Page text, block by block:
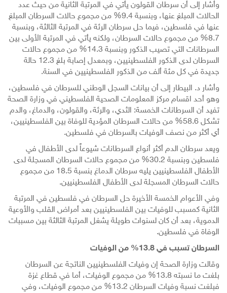
وأشار إلى أن سرطان القولون يأتي في المرتبة الثانية من حيث عدد
الحالات المبلغ عنها، وبنسبة 9.4% من مجموع حالات السرطان المبلغ
عنها في فلسطين، فيما حل سرطان الرئة في المرتبة الثالثة، وبنسبة
8.7% من مجموع حالات السرطان، ولكنه يأتي في المرتبة الأولى بين
السرطانات التي تصيب الذكور وبنسبة 14.3% من مجموع حالات
السرطان لدى الذكور الفلسطينيين، وبمعدل إصابة بلغ 12.3 حالة
جديدة في كل مئة ألف من الذكور الفلسطينيين في السنة.
وأشار د. البيطار إلى أن بيانات السجل الوطني للسرطان في فلسطين،
وهو أحد اقسام مركز المعلومات الصحية الفلسطيني في وزارة الصحة
تفيد أن السرطانات الخمسة: الثدي، والرئة، والقولون، والدماغ، والدم
تشكل 58.6% من حالات السرطان المؤدية للوفاة بين الفلسطينيين،
أي أكثر من نصف الوفيات بالسرطان في فلسطين.
ويعد سرطان الدم أكثر أنواع السرطانات شيوعاً لدى الأطفال في
فلسطين وبنسبة 30.2% من مجموع حالات السرطان المسجلة لدى
الأطفال الفلسطينيين يليه سرطان الدماغ بنسبة 18.5 من مجموع
حالات السرطان المسجلة لدى الأطفال الفلسطينيين.
وفي الأعوام الخمسة الأخيرة حل السرطان في فلسطين في المرتبة
الثانية كمسبب للوفيات بين الفلسطينيين بعد أمراض القلب والأوعية
الدموية، بعد أن كان لسنوات طويلة يشغل المرتبة الثالثة بين مسببات
الوفاة في فلسطين.
السرطان تسبب في 13.8% من الوفيات
وقالت وزارة الصحة إن وفيات الفلسطينيين الناتجة عن السرطان
بلغت ما نسبته 13.8% من مجموع الوفيات، أما في قطاع غزة
فبلغت نسبة وفيات السرطان 13.2% من مجموع الوفيات، وفي